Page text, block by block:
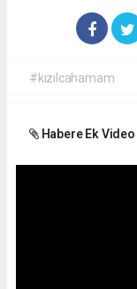
#kızılcahamam
Habere Ek Video